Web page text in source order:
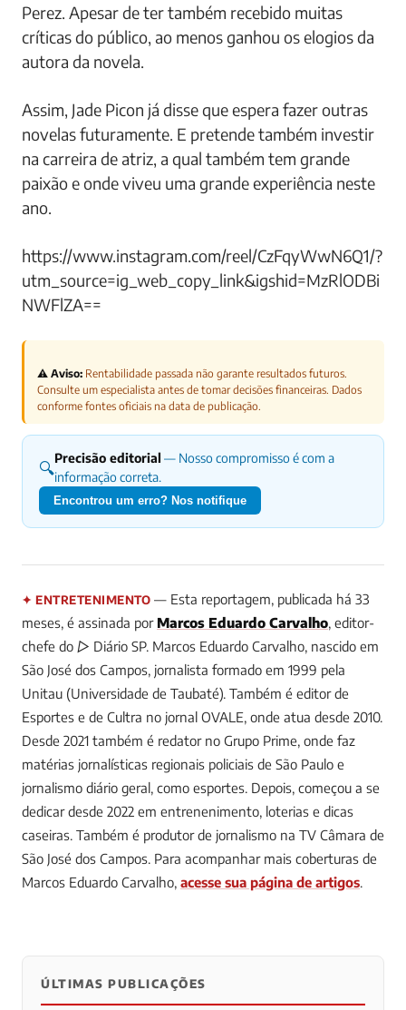
Perez. Apesar de ter também recebido muitas
críticas do público, ao menos ganhou os elogios da
autora da novela.
Assim, Jade Picon já disse que espera fazer outras
novelas futuramente. E pretende também investir
na carreira de atriz, a qual também tem grande
paixão e onde viveu uma grande experiência neste
ano.
https://www.instagram.com/reel/CzFqyWwN6Q1/?
utm_source=ig_web_copy_link&igshid=MzRlODBi
NWFlZA==
⚠️ Aviso: Rentabilidade passada não garante resultados futuros.
Consulte um especialista antes de tomar decisões financeiras. Dados
conforme fontes oficiais na data de publicação.
🔍Precisão editorial — Nosso compromisso é com a
informação correta.
Encontrou um erro? Nos notifique
✦ ENTRETENIMENTO — Esta reportagem, publicada há 33
meses, é assinada por Marcos Eduardo Carvalho, editor-
chefe do ▷ Diário SP. Marcos Eduardo Carvalho, nascido em
São José dos Campos, jornalista formado em 1999 pela
Unitau (Universidade de Taubaté). Também é editor de
Esportes e de Cultra no jornal OVALE, onde atua desde 2010.
Desde 2021 também é redator no Grupo Prime, onde faz
matérias jornalísticas regionais policiais de São Paulo e
jornalismo diário geral, como esportes. Depois, começou a se
dedicar desde 2022 em entrenenimento, loterias e dicas
caseiras. Também é produtor de jornalismo na TV Câmara de
São José dos Campos. Para acompanhar mais coberturas de
Marcos Eduardo Carvalho, acesse sua página de artigos.
0 0 0
ÚLTIMAS PUBLICAÇÕES